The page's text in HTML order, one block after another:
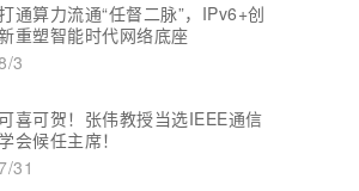
通算力流通“任督二脉”，IPv6+创
重塑智能时代网络底座
3
喜可贺！张伟教授当选IEEE通信
会候任主席！
31